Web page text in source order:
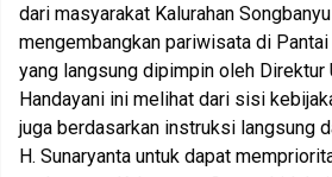
dari masyarakat Kalurahan
mengembangkan pariwisata di Pantai
yang langsung dipimpin oleh Direktur
Handayani ini melihat dari sisi
juga berdasarkan instruksi langsung
H. Sunaryanta untuk dapat